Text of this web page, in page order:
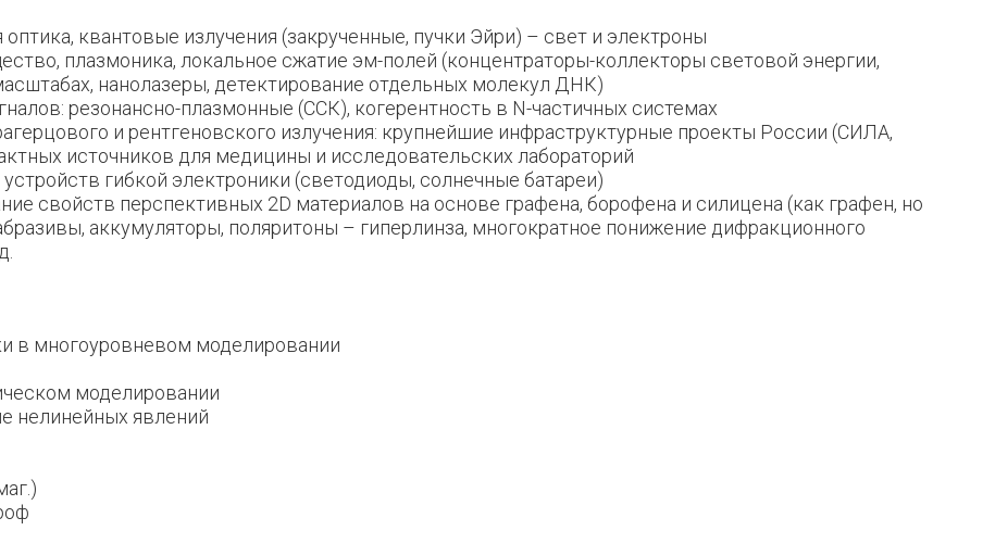
квантовые излучения (закрученные, пучки Эйри) – свет и электроны
плазмоника, локальное сжатие эм-полей (концентраторы-коллекторы световой энергии,
нанолазеры, детектирование отдельных молекул ДНК)
резонансно-плазмонные (ССК), когерентность в N-частичных системах
и рентгеновского излучения: крупнейшие инфраструктурные проекты России (СИЛА,
источников для медицины и исследовательских лабораторий
гибкой электроники (светодиоды, солнечные батареи)
свойств перспективных 2D материалов на основе графена, борофена и силицена (как графен, но
аккумуляторы, поляритоны – гиперлинза, многократное понижение дифракционного
в многоуровневом моделировании
моделировании
нелинейных явлений